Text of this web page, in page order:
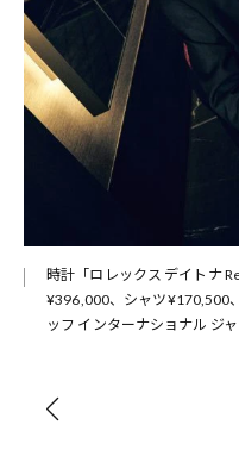
時計「ロレックス デイトナ
¥396,000、シャツ¥170,500
ッフ インターナショナル ジ